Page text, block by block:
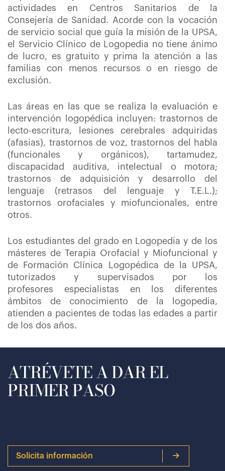
actividades en Centros Sanitarios de la
Consejería de Sanidad. Acorde con la vocación
de servicio social que guía la misión de la UPSA,
el Servicio Clínico de Logopedia no tiene ánimo
de lucro, es gratuito y prima la atención a las
familias con menos recursos o en riesgo de
exclusión.
Las áreas en las que se realiza la evaluación e
intervención logopédica incluyen: trastornos de
lecto-escritura, lesiones cerebrales adquiridas
(afasias), trastornos de voz, trastornos del habla
(funcionales y orgánicos), tartamudez,
discapacidad auditiva, intelectual o motora;
trastornos de adquisición y desarrollo del
lenguaje (retrasos del lenguaje y T.E.L.);
trastornos orofaciales y miofuncionales, entre
otros.
Los estudiantes del grado en Logopedia y de los
másteres de Terapia Orofacial y Miofuncional y
de Formación Clínica Logopédica de la UPSA,
tutorizados y supervisados por los
profesores especialistas en los diferentes
ámbitos de conocimiento de la logopedia,
atienden a pacientes de todas las edades a partir
de los dos años.
ATRÉVETE A DAR EL
PRIMER PASO
Solicita información